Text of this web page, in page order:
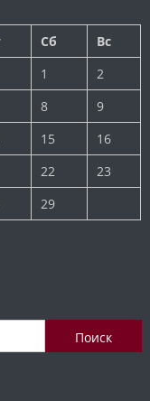
Сб
Вс
1
2
8
9
15
16
22
23
29
Найти: